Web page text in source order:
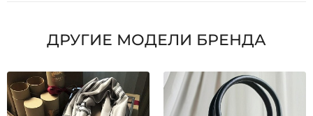
ДРУГИЕ МОДЕЛИ БРЕНДА